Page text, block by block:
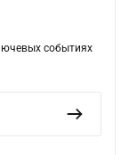
событиях